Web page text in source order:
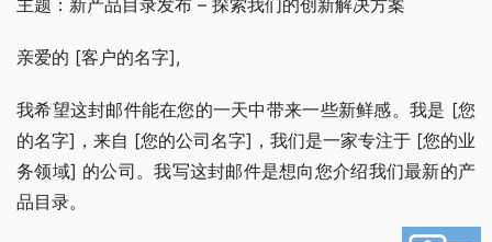
主题：新产品目录发布 – 探索我们的创新解决方案
亲爱的 [客户的名字],
我希望这封邮件能在您的一天中带来一些新鲜感。我是 [您
的名字]，来自 [您的公司名字]，我们是一家专注于 [您的业
务领域] 的公司。我写这封邮件是想向您介绍我们最新的产
品目录。